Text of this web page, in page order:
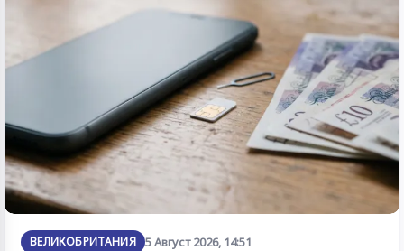
ВЕЛИКОБРИТАНИЯ 5 Август 2026, 14:51